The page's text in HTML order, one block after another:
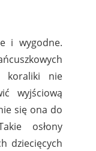
i wygodne.
koraliki nie
wyjściową
się ona do
osłony
dziecięcych